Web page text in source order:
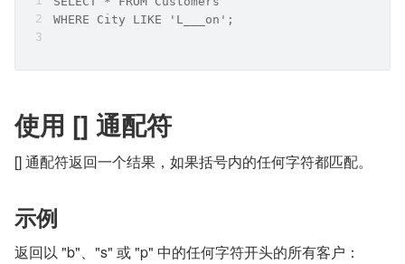
WHERE City LIKE 'L___on';
使用 [] 通配符
[] 通配符返回一个结果，如果括号内的任何字符都匹配。
示例
返回以 "b"、"s" 或 "p" 中的任何字符开头的所有客户：